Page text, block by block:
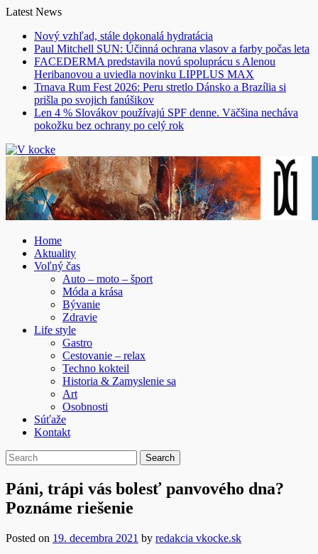
Skip
content
Latest News
Nový vzhľad, stále dokonalá hydratácia
Paul Mitchell SUN: Účinná ochrana vlasov a farby počas leta
FACEDERMA predstavila novú spoluprácu s Alenou
Heribanovou a uviedla novinku LIPPLUS MAX
Trnava Rum Fest 2026: Peru stretlo Dánsko a Brazília si
prišla po svojich fanúšikov
Len 4 % Slovákov používajú SPF denne. Väčšina necháva
pokožku bez ochrany po celý rok
Home
Aktuality
Voľný čas
Auto – moto – šport
Móda a krása
Bývanie
Zdravie
Life style
Gastro
Cestovanie – relax
Techno kokteil
Historia & Zamyslenie sa
Art
Osobnosti
Súťaže
Kontakt
Páni, trápi vás bolesť panvového dna?
Poznáme riešenie
Posted on 19. decembra 2021 by redakcia vkocke.sk